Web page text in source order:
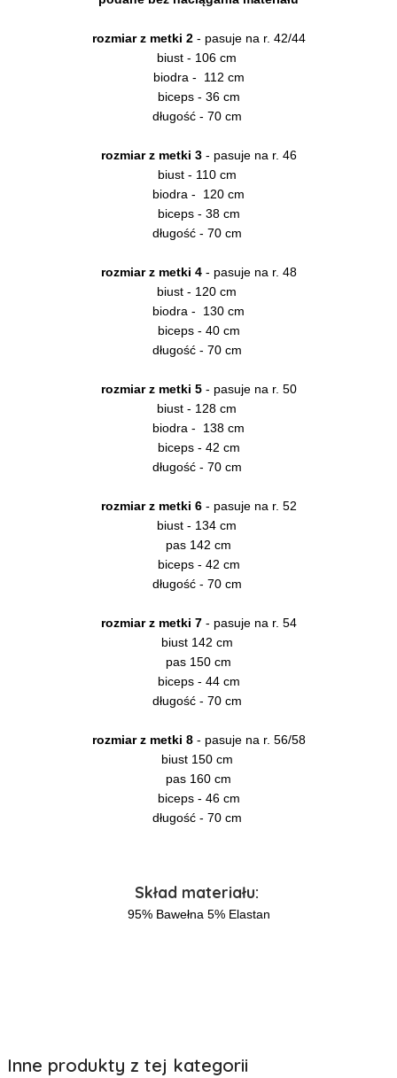
rozmiar z metki 2- pasuje na r. 42/44
biust - 106 cm
biodra - 112 cm
biceps - 36 cm
długość - 70 cm
rozmiar z metki 3- pasuje na r. 46
biust - 110 cm
biodra - 120 cm
biceps - 38 cm
długość - 70 cm
rozmiar z metki 4- pasuje na r. 48
biust - 120 cm
biodra - 130 cm
biceps - 40 cm
długość - 70 cm
rozmiar z metki 5- pasuje na r. 50
biust - 128 cm
biodra - 138 cm
biceps - 42 cm
długość - 70 cm
rozmiar z metki 6- pasuje na r. 52
biust - 134 cm
pas 142 cm
biceps - 42 cm
długość - 70 cm
rozmiar z metki 7- pasuje na r. 54
biust 142 cm
pas 150 cm
biceps - 44 cm
długość - 70 cm
rozmiar z metki 8- pasuje na r. 56/58
biust 150 cm
pas 160 cm
biceps - 46 cm
długość - 70 cm
Skład materiału:
95% Bawełna 5% Elastan
Inne produkty z tej kategorii